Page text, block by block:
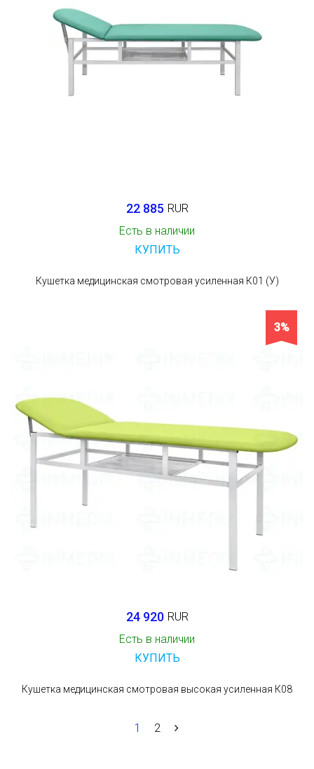
22 885 RUR
Есть в наличии
КУПИТЬ
Кушетка медицинская смотровая усиленная К01 (У)
3%
24 920 RUR
Есть в наличии
КУПИТЬ
Кушетка медицинская смотровая высокая усиленная К08
1 2